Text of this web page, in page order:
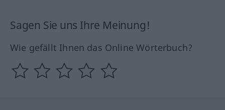
Sagen Sie uns Ihre Meinung!
Wie gefällt Ihnen das Online Wörterbuch?